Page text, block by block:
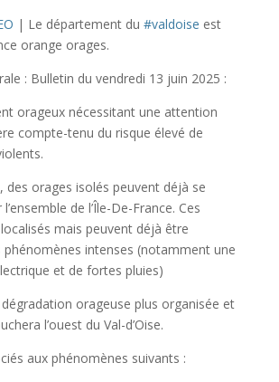
| Le département du #valdoise est
orange orages.
: Bulletin du vendredi 13 juin 2025 :
orageux nécessitant une attention
compte-tenu du risque élevé de
des orages isolés peuvent déjà se
de l’Île-De-France. Ces
mais peuvent déjà être
phénomènes intenses (notamment une
et de fortes pluies)
orageuse plus organisée et
l’ouest du Val-d’Oise.
aux phénomènes suivants :